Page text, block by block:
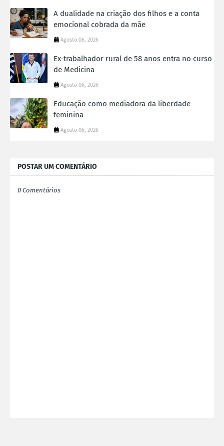
A dualidade na criação dos filhos e a conta
emocional cobrada da mãe
Agosto 06, 2026
Ex-trabalhador rural de 58 anos entra no curso
de Medicina
Agosto 06, 2026
Educação como mediadora da liberdade
feminina
Agosto 06, 2026
POSTAR UM COMENTÁRIO
0 Comentários